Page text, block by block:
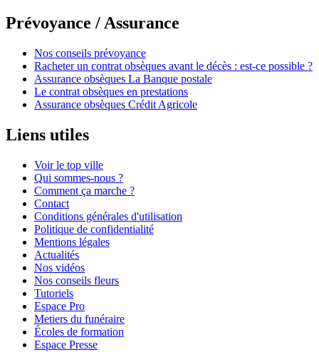
Prévoyance / Assurance
Nos conseils prévoyance
Racheter un contrat obsèques avant le décès : est-ce possible ?
Assurance obsèques La Banque postale
Le contrat obsèques en prestations
Assurance obsèques Crédit Agricole
Liens utiles
Voir le top ville
Qui sommes-nous ?
Comment ça marche ?
Contact
Conditions générales d'utilisation
Politique de confidentialité
Mentions légales
Actualités
Nos vidéos
Nos conseils fleurs
Tutoriels
Espace Pro
Metiers du funéraire
Écoles de formation
Espace Presse